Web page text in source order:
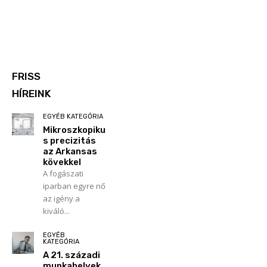
FRISS
HÍREINK
EGYÉB KATEGÓRIA
Mikroszkopiku
s precizitás
az Arkansas
kövekkel
A fogászati
iparban egyre nő
az igény a
kiváló...
EGYÉB
KATEGÓRIA
A 21. századi